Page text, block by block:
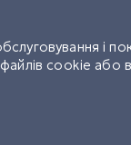
і
cookie або